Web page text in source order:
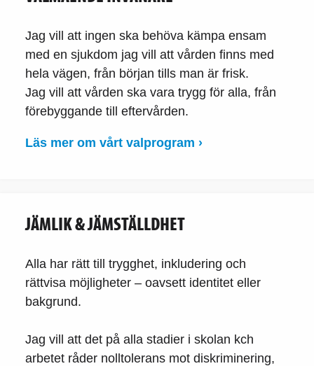
Jag vill att ingen ska behöva kämpa ensam
med en sjukdom jag vill att vården finns med
hela vägen, från början tills man är frisk.
Jag vill att vården ska vara trygg för alla, från
förebyggande till eftervården.
Läs mer om vårt valprogram ›
JÄMLIK & JÄMSTÄLLDHET
Alla har rätt till trygghet, inkludering och
rättvisa möjligheter – oavsett identitet eller
bakgrund.
Jag vill att det på alla stadier i skolan kch
arbetet råder nolltolerans mot diskriminering,